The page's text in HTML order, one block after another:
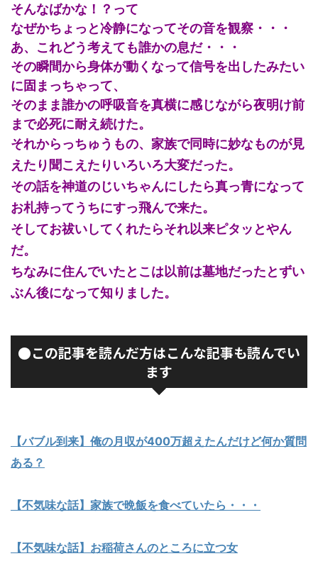
そんなばかな！？って
なぜかちょっと冷静になってその音を観察・・・
あ、これどう考えても誰かの息だ・・・
その瞬間から身体が動くなって信号を出したみたい
に固まっちゃって、
そのまま誰かの呼吸音を真横に感じながら夜明け前
まで必死に耐え続けた。
それからっちゅうもの、家族で同時に妙なものが見
えたり聞こえたりいろいろ大変だった。
その話を神道のじいちゃんにしたら真っ青になって
お札持ってうちにすっ飛んで来た。
そしてお祓いしてくれたらそれ以来ピタッとやん
だ。
ちなみに住んでいたとこは以前は墓地だったとずい
ぶん後になって知りました。
●この記事を読んだ方はこんな記事も読んでい
ます
【バブル到来】俺の月収が400万超えたんだけど何か質問
ある？
【不気味な話】家族で晩飯を食べていたら・・・
【不気味な話】お稲荷さんのところに立つ女